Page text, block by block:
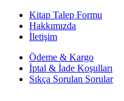
Kitap Talep Formu
Hakkımızda
İletişim
Ödeme & Kargo
İptal & İade Koşulları
Sıkça Sorulan Sorular